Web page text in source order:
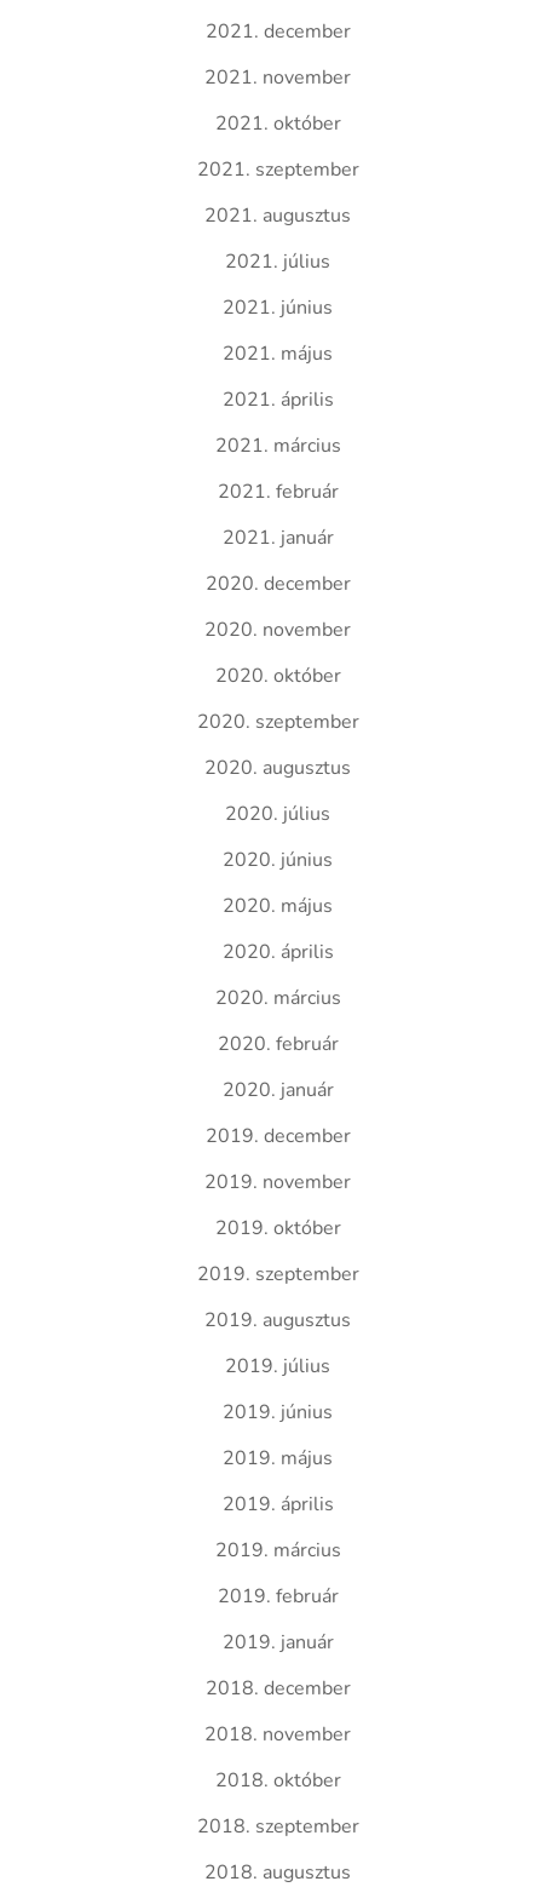
2021. december
2021. november
2021. október
2021. szeptember
2021. augusztus
2021. július
2021. június
2021. május
2021. április
2021. március
2021. február
2021. január
2020. december
2020. november
2020. október
2020. szeptember
2020. augusztus
2020. július
2020. június
2020. május
2020. április
2020. március
2020. február
2020. január
2019. december
2019. november
2019. október
2019. szeptember
2019. augusztus
2019. július
2019. június
2019. május
2019. április
2019. március
2019. február
2019. január
2018. december
2018. november
2018. október
2018. szeptember
2018. augusztus